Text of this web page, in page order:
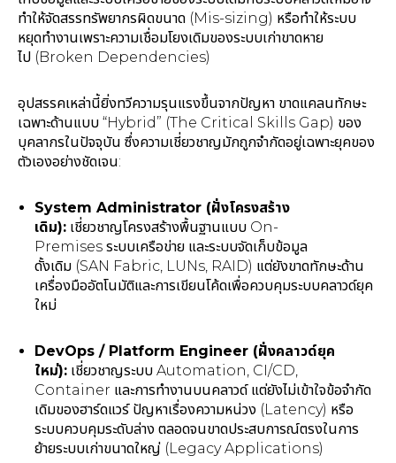
ทำให้จัดสรรทรัพยากรผิดขนาด (Mis-sizing) หรือทำให้ระบบ
หยุดทำงานเพราะความเชื่อมโยงเดิมของระบบเก่าขาดหาย
ไป (Broken Dependencies)
อุปสรรคเหล่านี้ยิ่งทวีความรุนแรงขึ้นจากปัญหา ขาดแคลนทักษะ
เฉพาะด้านแบบ “Hybrid” (The Critical Skills Gap) ของ
บุคลากรในปัจจุบัน ซึ่งความเชี่ยวชาญมักถูกจำกัดอยู่เฉพาะยุคของ
ตัวเองอย่างชัดเจน:
System Administrator (ฝั่งโครงสร้าง
เดิม): เชี่ยวชาญโครงสร้างพื้นฐานแบบ On-
Premises ระบบเครือข่าย และระบบจัดเก็บข้อมูล
ดั้งเดิม (SAN Fabric, LUNs, RAID) แต่ยังขาดทักษะด้าน
เครื่องมืออัตโนมัติและการเขียนโค้ดเพื่อควบคุมระบบคลาวด์ยุค
ใหม่
DevOps / Platform Engineer (ฝั่งคลาวด์ยุค
ใหม่): เชี่ยวชาญระบบ Automation, CI/CD,
Container และการทำงานบนคลาวด์ แต่ยังไม่เข้าใจข้อจำกัด
เดิมของฮาร์ดแวร์ ปัญหาเรื่องความหน่วง (Latency) หรือ
ระบบควบคุมระดับล่าง ตลอดจนขาดประสบการณ์ตรงในการ
ย้ายระบบเก่าขนาดใหญ่ (Legacy Applications)